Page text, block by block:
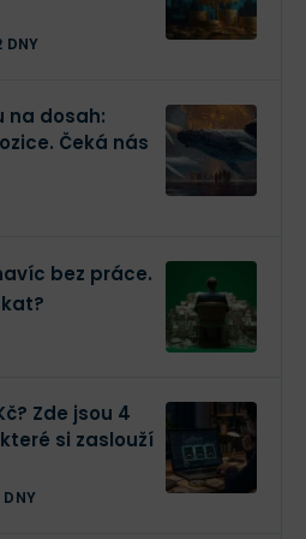
DNY
na dosah:
Čeká nás
bez práce.
Zde jsou 4
si zaslouží
DNY